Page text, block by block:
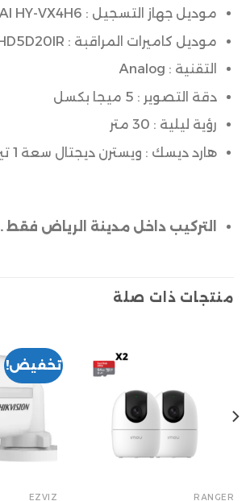
موديل جهاز التسجيل : HYUNDAI HY-VX4H6
موديل كاميرات المراقبة : HY-AHD5D20IR
التقنية : Analog
دقة التصوير : 5 ميجا بكسل
رؤية ليلية : 30 متر
هارد ديسك : ويسترن ديجتال سعة 1 تيرا بايت
التركيب داخل مدينة الرياض فقط .
منتجات ذات صلة
RANGER
تخفيض!
EZVIZ